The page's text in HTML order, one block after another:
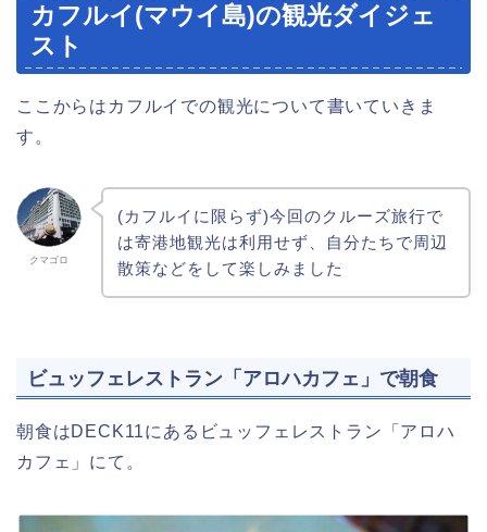
カフルイ(マウイ島)の観光ダイジェ
スト
ここからはカフルイでの観光について書いていきま
す。
クマゴロ
(カフルイに限らず)今回のクルーズ旅行で
は寄港地観光は利用せず、自分たちで周辺
散策などをして楽しみました
ビュッフェレストラン「アロハカフェ」で朝食
朝食はDECK11にあるビュッフェレストラン「アロハ
カフェ」にて。